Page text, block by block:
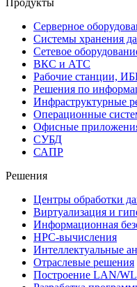
Продукты
Серверное
Системы хранения
Сетевое
ВКС и АТС
Рабочие станции,
Решения по
Инфраструктурные
Операционные
Офисные
СУБД
САПР
Решения
Центры обработки
Виртуализация и
Информационная
HPC-вычисления
Интеллектуальные
Отраслевые решения
Построение LAN/